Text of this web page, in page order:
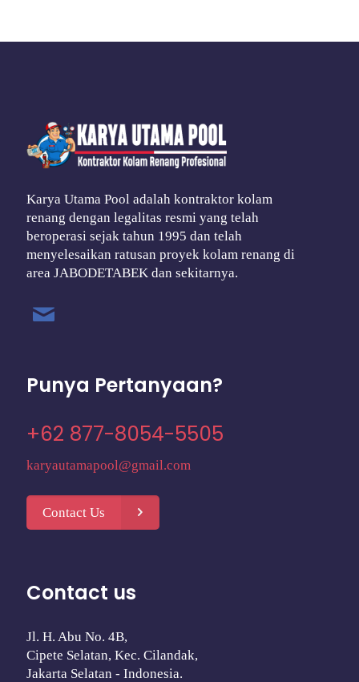
Karya Utama Pool adalah kontraktor kolam
renang dengan legalitas resmi yang telah
beroperasi sejak tahun 1995 dan telah
menyelesaikan ratusan proyek kolam renang di
area JABODETABEK dan sekitarnya.
Punya Pertanyaan?
+62 877-8054-5505
karyautamapool@gmail.com
Contact Us
Contact us
Jl. H. Abu No. 4B,
Cipete Selatan, Kec. Cilandak,
Jakarta Selatan - Indonesia.